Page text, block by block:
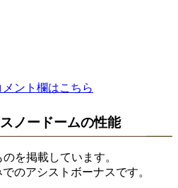
ント欄はこちら
ノードームの性能
を掲載しています。
のアシストボーナスです。